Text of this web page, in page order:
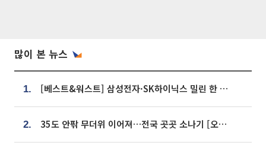
많이 본 뉴스
1. [베스트&워스트] 삼성전자·SK하이닉스 밀린 한 주…상상인증권은 85% 급등
2. 35도 안팎 무더위 이어져…전국 곳곳 소나기 [오늘 날씨]